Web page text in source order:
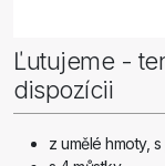
Ľutujeme -
dispozícii
z umělé hmoty,